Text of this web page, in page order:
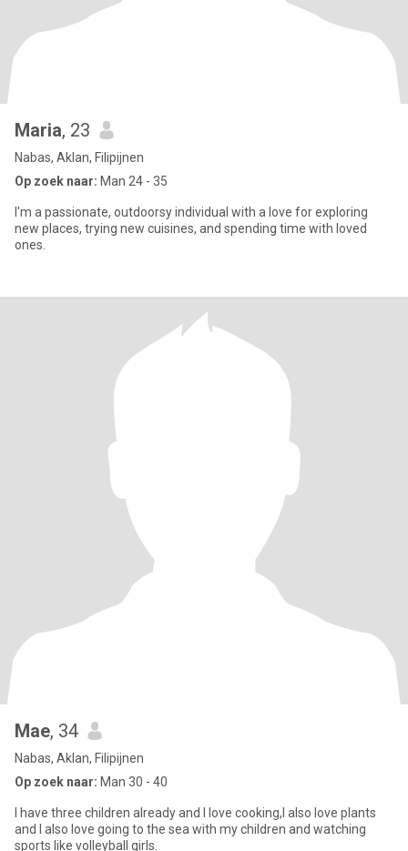
Maria, 23
Nabas, Aklan, Filipijnen
Op zoek naar: Man 24 - 35
I'm a passionate, outdoorsy individual with a love for exploring
new places, trying new cuisines, and spending time with loved
ones.
Mae, 34
Nabas, Aklan, Filipijnen
Op zoek naar: Man 30 - 40
I have three children already and I love cooking,I also love plants
and I also love going to the sea with my children and watching
sports like volleyball girls.